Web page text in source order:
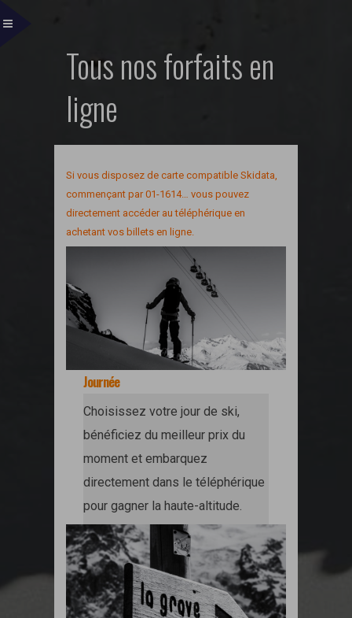
Tous nos forfaits en
ligne
Si vous disposez de carte compatible Skidata,
commençant par 01-1614… vous pouvez
directement accéder au téléphérique en
achetant vos billets en ligne.
Journée
Choisissez votre jour de ski,
bénéficiez du meilleur prix du
moment et embarquez
directement dans le téléphérique
pour gagner la haute-altitude.